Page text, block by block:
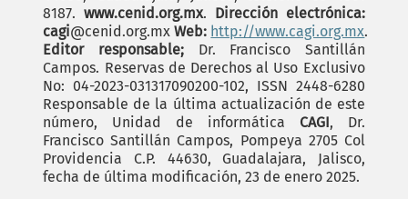
8187.www.cenid.org.mx. Dirección electrónica:
cagi@cenid.org.mxWeb: http://www.cagi.org.mx.
Editor responsable;Dr. Francisco Santillán
Campos. Reservas de Derechos al Uso Exclusivo
No: 04-2023-031317090200-102, ISSN 2448-6280
Responsable de la última actualización de este
número, Unidad de informática CAGI, Dr.
Francisco Santillán Campos, Pompeya 2705 Col
Providencia C.P. 44630, Guadalajara, Jalisco,
fecha de última modificación, 23 de enero 2025.